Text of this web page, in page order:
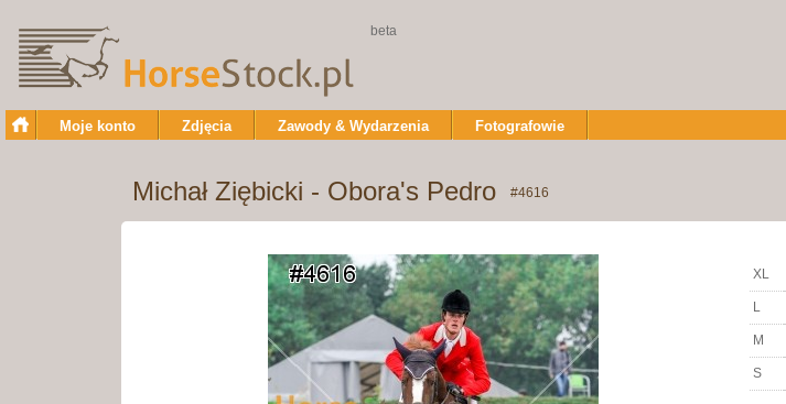
beta
Moje konto Zdjęcia Zawody & Wydarzenia Fotografowie
Michał Ziębicki - Obora's Pedro #4616
XL
L
M
S